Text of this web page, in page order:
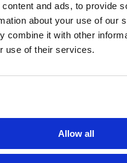
and ads, to provide
about your use of our
combine it with other
use of their services.
Allow all